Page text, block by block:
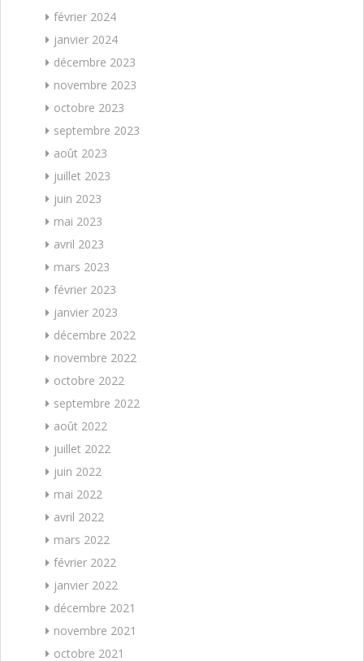
février 2024
janvier 2024
décembre 2023
novembre 2023
octobre 2023
septembre 2023
août 2023
juillet 2023
juin 2023
mai 2023
avril 2023
mars 2023
février 2023
janvier 2023
décembre 2022
novembre 2022
octobre 2022
septembre 2022
août 2022
juillet 2022
juin 2022
mai 2022
avril 2022
mars 2022
février 2022
janvier 2022
décembre 2021
novembre 2021
octobre 2021